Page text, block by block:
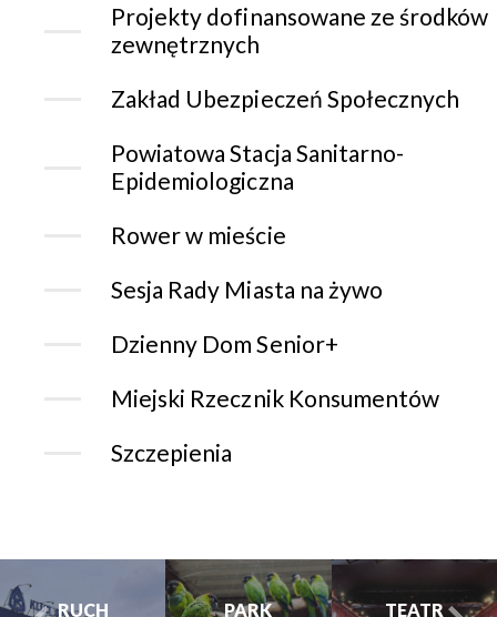
Projekty dofinansowane ze środków
zewnętrznych
Zakład Ubezpieczeń Społecznych
Powiatowa Stacja Sanitarno-
Epidemiologiczna
Rower w mieście
Sesja Rady Miasta na żywo
Dzienny Dom Senior+
Miejski Rzecznik Konsumentów
Szczepienia
PARK
TEATR
CENTRUM